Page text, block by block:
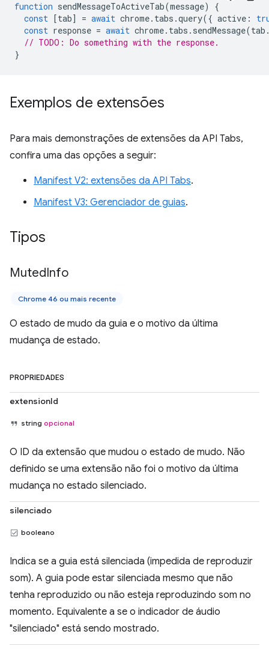
function sendMessageToActiveTab(message)
{
const [tab] = await chrome. tabs .query({ active :
const response = await chrome. tabs . sendMessage(tab
// TODO: Do something with the response.
}
Exemplos de extensões
Para mais demonstrações de extensões da API Tabs,
confira uma das opções a seguir:
Manifest V2: extensões da API Tabs.
Manifest V3: Gerenciador de guias.
Tipos
MutedInfo
Chrome 46 ou mais recente
O estado de mudo da guia e o motivo da última
mudança de estado.
PROPRIEDADES
extensionId
string opcional
O ID da extensão que mudou o estado de mudo. Não
definido se uma extensão não foi o motivo da última
mudança no estado silenciado.
silenciado
booleano
Indica se a guia está silenciada (impedida de reproduzir
som). A guia pode estar silenciada mesmo que não
tenha reproduzido ou não esteja reproduzindo som no
momento. Equivalente a se o indicador de áudio
"silenciado" está sendo mostrado.